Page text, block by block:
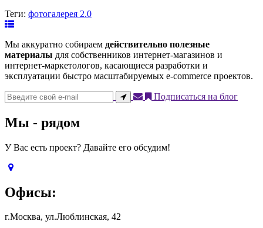
Теги: фотогалерея 2.0
Мы аккуратно собираем действительно полезные
материалы для собственников интернет-магазинов и
интернет-маркетологов, касающиеся разработки и
эксплуатации быстро масштабируемых e-commerce проектов.
Подписаться на блог
Мы - рядом
У Вас есть проект? Давайте его обсудим!
Офисы:
г.Москва, ул.Люблинская, 42